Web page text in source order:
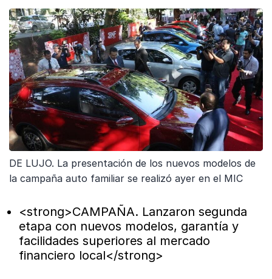
DE LUJO. La presentación de los nuevos modelos de
la campaña auto familiar se realizó ayer en el MIC
<strong>CAMPAÑA. Lanzaron segunda
etapa con nuevos modelos, garantía y
facilidades superiores al mercado
financiero local</strong>